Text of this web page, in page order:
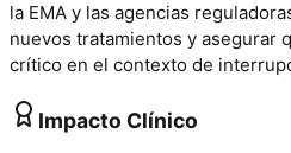
la EMA y las agencias
nuevos tratamientos y asegurar
crítico en el contexto de
Impacto Clínico